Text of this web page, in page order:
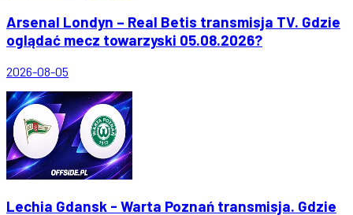
Arsenal Londyn – Real Betis transmisja TV. Gdzie
oglądać mecz towarzyski 05.08.2026?
2026-08-05
Lechia Gdansk - Warta Poznań transmisja. Gdzie